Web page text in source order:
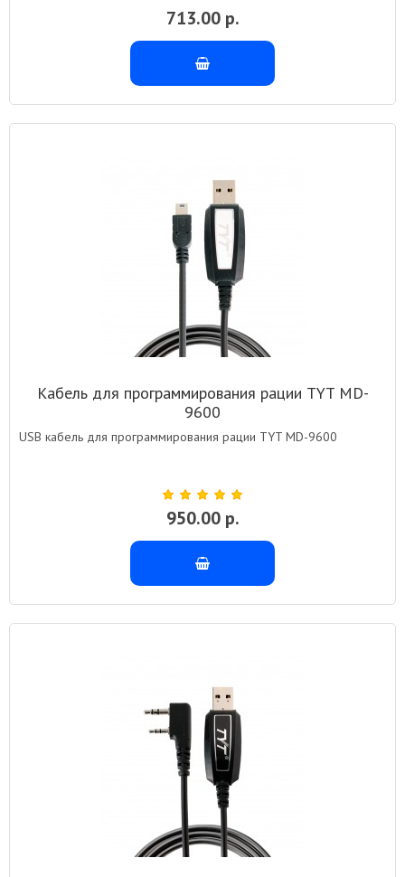
713.00 р.
Кабель для программирования рации TYT MD-
9600
USB кабель для программирования рации TYT MD-9600
950.00 р.